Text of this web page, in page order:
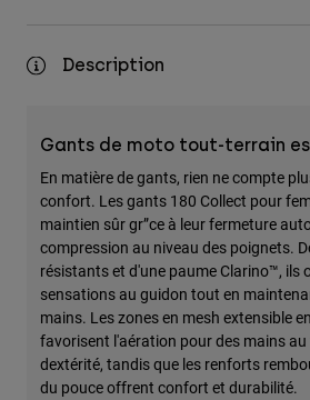
Tous les accessoires
Chapeaux et Casquettes
Voir tout
Description
Gants de moto tout-terrain
En matière de gants, rien ne compte
confort. Les gants 180 Collect pour
maintien sûr gr”ce à leur fermeture
compression au niveau des poignets.
résistants et d'une paume Clarino™, ils
sensations au guidon tout en
mains. Les zones en mesh extensible
favorisent l'aération pour des mains
dextérité, tandis que les renforts
du pouce offrent confort et durabilité.